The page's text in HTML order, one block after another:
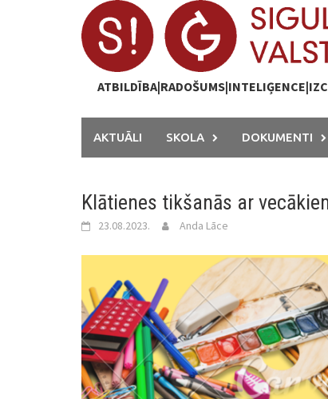
AKTUĀLI SKOLA DOKUMENTI
Klātienes tikšanās ar
23.08.2023. Anda Lāce